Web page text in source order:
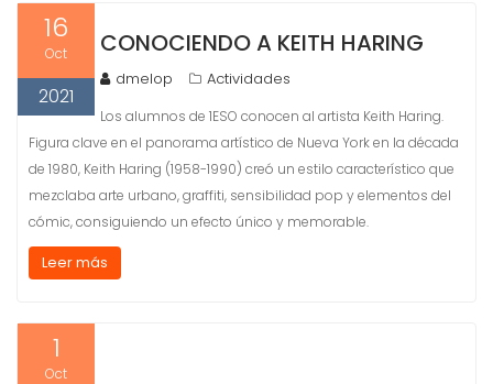
16
Oct
2021
CONOCIENDO A KEITH HARING
dmelop Actividades
Los alumnos de 1ESO conocen al artista Keith Haring.
Figura clave en el panorama artístico de Nueva York en la década
de 1980, Keith Haring (1958-1990) creó un estilo característico que
mezclaba arte urbano, graffiti, sensibilidad pop y elementos del
cómic, consiguiendo un efecto único y memorable.
Leer más
1
Oct